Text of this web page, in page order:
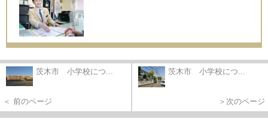
茨木市 小学校につ...
＜ 前のページ
茨木市 小学校につ...
＞次のページ